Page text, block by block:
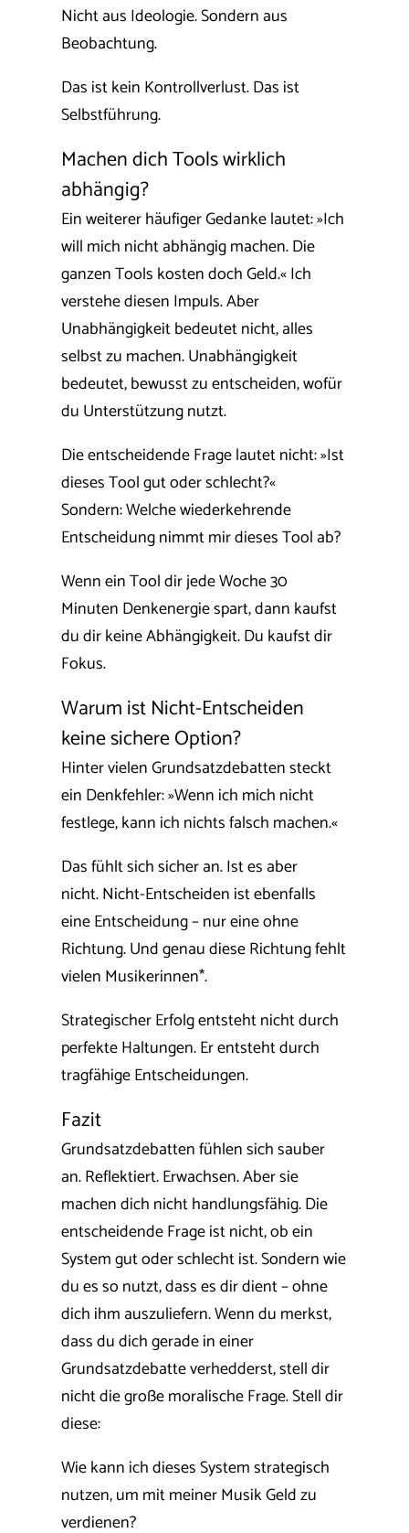
Nicht aus Ideologie. Sondern aus
Beobachtung.
Das ist kein Kontrollverlust. Das ist
Selbstführung.
Machen dich Tools wirklich
abhängig?
Ein weiterer häufiger Gedanke lautet: »Ich
will mich nicht abhängig machen. Die
ganzen Tools kosten doch Geld.«Ich
verstehe diesen Impuls. Aber
Unabhängigkeit bedeutet nicht, alles
selbst zu machen.Unabhängigkeit
bedeutet, bewusst zu entscheiden, wofür
du Unterstützung nutzt.
Die entscheidende Frage lautet nicht: »Ist
dieses Tool gut oder schlecht?«
Sondern: Welche wiederkehrende
Entscheidung nimmt mir dieses Tool ab?
Wenn ein Tool dir jede Woche 30
Minuten Denkenergie spart, dann kaufst
du dir keine Abhängigkeit. Du kaufst dir
Fokus.
Warum ist Nicht-Entscheiden
keine sichere Option?
Hinter vielen Grundsatzdebatten steckt
ein Denkfehler:»Wenn ich mich nicht
festlege, kann ich nichts falsch machen.«
Das fühlt sich sicher an. Ist es aber
nicht.Nicht-Entscheiden ist ebenfalls
eine Entscheidung – nur eine ohne
Richtung. Und genau diese Richtung fehlt
vielen Musikerinnen*.
Strategischer Erfolg entsteht nicht durch
perfekte Haltungen. Er entsteht durch
tragfähige Entscheidungen.
Fazit
Grundsatzdebatten fühlen sich sauber
an. Reflektiert. Erwachsen. Aber sie
machen dich nicht handlungsfähig.Die
entscheidende Frage ist nicht, ob ein
System gut oder schlecht ist. Sondern wie
du es so nutzt, dass es dir dient – ohne
dich ihm auszuliefern.Wenn du merkst,
dass du dich gerade in einer
Grundsatzdebatte verhedderst, stell dir
nicht die große moralische Frage. Stell dir
diese:
Wie kann ich dieses System strategisch
nutzen, um mit meiner Musik Geld zu
verdienen?